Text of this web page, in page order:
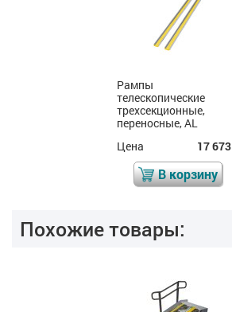
Рампы
телескопические
трехсекционные,
переносные, AL
Цена
17 673
В корзину
Похожие товары: